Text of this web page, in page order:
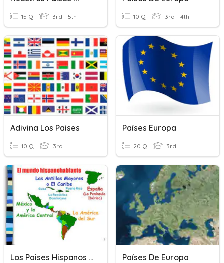
15 Q 3rd - 5th 10 Q 3rd - 4th
Adivina Los Paises
10 Q 3rd
Países Europa
20 Q 3rd
Los Paises Hispanos Del Caribe Y Europa Gr.4 Países De Europa